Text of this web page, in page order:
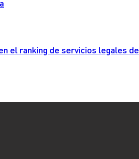
el ranking de servicios legales de